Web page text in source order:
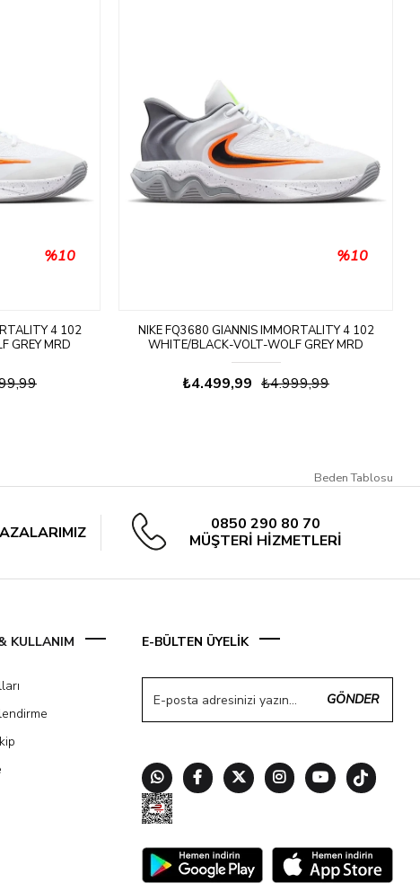
4 102
GREY MRD
%10
NIKE FQ3680 GIANNIS IMMORTALITY 4 102
WHITE/BLACK-VOLT-WOLF GREY MRD
BASKETBOL AYAKKABISI
₺4.499,99 ₺4.999,99
%10
Beden Tablosu
0850 290 80 70
MÜŞTERİ HİZMETLERİ
KULLANIM E-BÜLTEN ÜYELİK
GÖNDER